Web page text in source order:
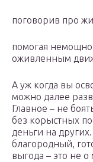
поговорив про
помогая
оживленным
А уж когда вы
можно далее
Главное – не
без корыстных
деньги на
благородный,
выгода – это не